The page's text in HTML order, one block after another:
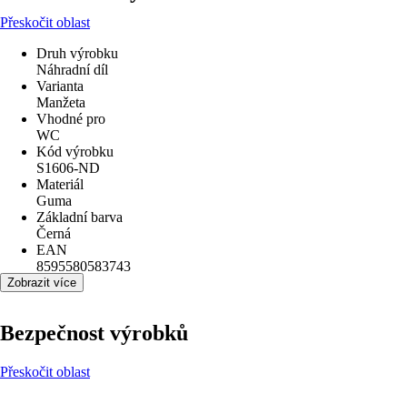
Přeskočit oblast
Druh výrobku
Náhradní díl
Varianta
Manžeta
Vhodné pro
WC
Kód výrobku
S1606-ND
Materiál
Guma
Základní barva
Černá
EAN
8595580583743
Zobrazit více
Bezpečnost výrobků
Přeskočit oblast